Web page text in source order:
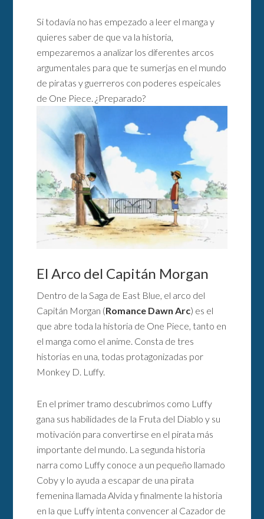
Si todavía no has empezado a leer el manga y
quieres saber de que va la historia,
empezaremos a analizar los diferentes arcos
argumentales para que te sumerjas en el mundo
de piratas y guerreros con poderes espeicales
de One Piece. ¿Preparado?
El Arco del Capitán Morgan
Dentro de la Saga de East Blue, el arco del
Capitán Morgan (Romance Dawn Arc) es el
que abre toda la historia de One Piece, tanto en
el manga como el anime. Consta de tres
historias en una, todas protagonizadas por
Monkey D. Luffy.
En el primer tramo descubrimos como Luffy
gana sus habilidades de la Fruta del Diablo y su
motivación para convertirse en el pirata más
importante del mundo. La segunda historia
narra como Luffy conoce a un pequeño llamado
Coby y lo ayuda a escapar de una pirata
femenina llamada Alvida y finalmente la historia
en la que Luffy intenta convencer al Cazador de